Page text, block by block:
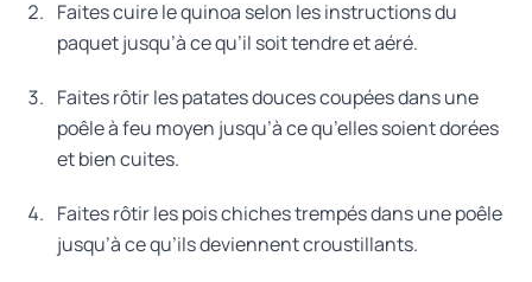
Faites cuire le quinoa selon les instructions du
paquet jusqu’à ce qu’il soit tendre et aéré.
Faites rôtir les patates douces coupées dans une
poêle à feu moyen jusqu’à ce qu’elles soient dorées
et bien cuites.
Faites rôtir les pois chiches trempés dans une poêle
jusqu’à ce qu’ils deviennent croustillants.